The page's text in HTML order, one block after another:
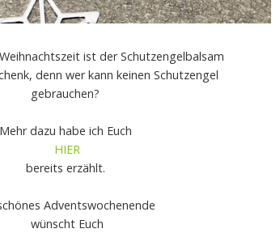
ist der Schutzengelbalsam
denn wer kann keinen Schutzengel
gebrauchen?
dazu habe ich Euch
HIER
bereits erzählt.
Adventswochenende
wünscht Euch